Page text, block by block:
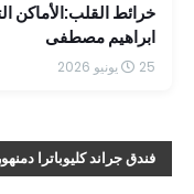
خرائط القلب:الأماكن
ابراهيم مصطفى
25 يونيو 2026
فندق جراند كليوباترا